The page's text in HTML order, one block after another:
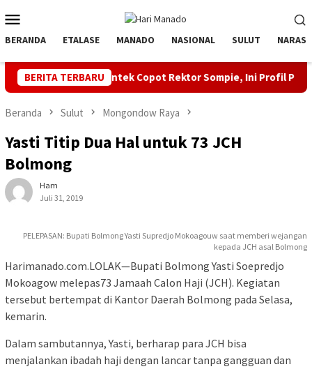
ke
kontenMobile
BERANDA ETALASE MANADO NASIONAL SULUT NARASI
BERITA TERBARUCopot Rektor Sompie, Ini Profil Plt Rektor
Beranda Sulut Mongondow Raya
Yasti Titip Dua Hal untuk 73 JCH
Bolmong
Ham
Juli 31, 2019
PELEPASAN: Bupati Bolmong Yasti Supredjo Mokoagouw saat memberi wejangan
kepada JCH asal Bolmong
Harimanado.com.LOLAK—Bupati Bolmong Yasti Soepredjo
Mokoagow melepas73 Jamaah Calon Haji (JCH). Kegiatan
tersebut bertempat di Kantor Daerah Bolmong pada Selasa,
kemarin.
Dalam sambutannya, Yasti, berharap para JCH bisa
menjalankan ibadah haji dengan lancar tanpa gangguan dan